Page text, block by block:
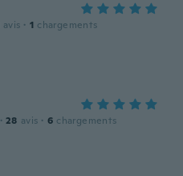
avis · 1 chargements
· 28 avis · 6 chargements